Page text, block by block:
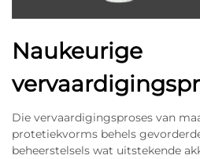
Naukeurige
Die vervaardigingsproses van
protetiekvorms behels
beheerstelsels wat uitstekende